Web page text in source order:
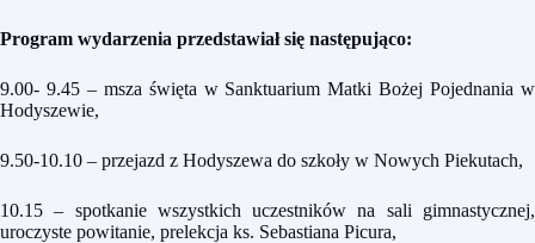
Program wydarzenia przedstawiał się następująco:
9.00- 9.45 – msza święta w Sanktuarium Matki Bożej Pojednania w
Hodyszewie,
9.50-10.10 – przejazd z Hodyszewa do szkoły w Nowych Piekutach,
10.15 – spotkanie wszystkich uczestników na sali gimnastycznej,
uroczyste powitanie, prelekcja ks. Sebastiana Picura,